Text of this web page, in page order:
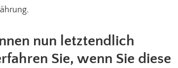
nun letztendlich
Sie, wenn Sie diese